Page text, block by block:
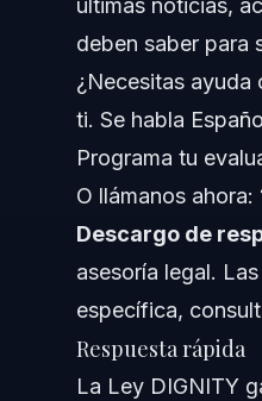
¿Quiénes se
Estado
Pasos clave a
Asesoría legal
Errores
Cronograma y
últimas noticias,
deben saber para
¿Necesitas ayuda
ti. Se habla
Programa tu
O llámanos ahora:
Descargo de
asesoría legal.
específica,
Respuesta rápida
La Ley DIGNITY